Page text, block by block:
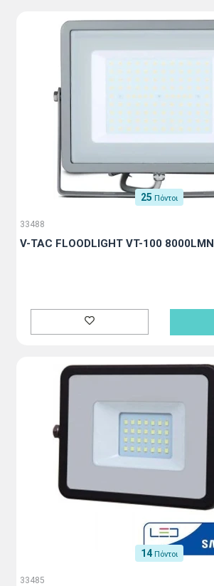
25 Πόντοι
33488
V-TAC FLOODLIGHT VT-100 8000LMN
14 Πόντοι
33485